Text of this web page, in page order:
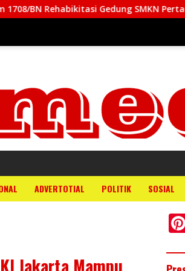
Gedung SMKN Pertanian Biak
ADVERTOTIAL POLITIK SOSIAL
Jakarta Mampu